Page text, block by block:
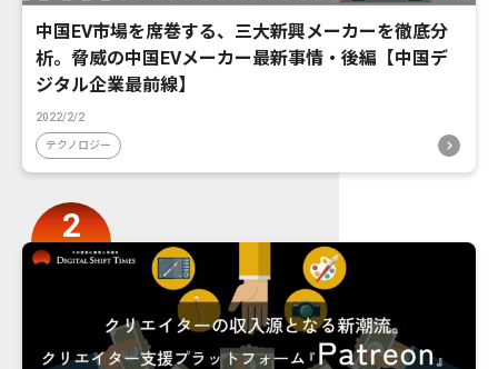
中国EV市場を席巻する、三大新興メーカーを徹底分
析。脅威の中国EVメーカー最新事情・後編【中国デ
ジタル企業最前線】
2022/2/2
テクノロジー